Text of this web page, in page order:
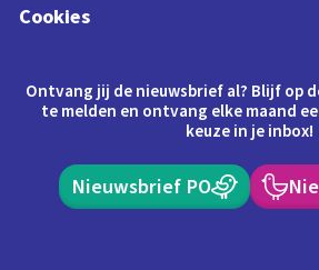
Cookies
Ontvang jij de nieuwsbrief al? Blijf op
te melden en ontvang elke maand
keuze in je inbox!
Nieuwsbrief PO